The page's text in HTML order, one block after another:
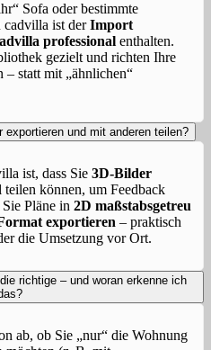
Sofa oder bestimmte
cadvilla ist derImport
professional enthalten.
gezielt und richten Ihre
– statt mit „ähnlichen“
exportieren und mit anderen teilen?
ist, dass Sie 3D‑Bilder
können, um Feedback
Pläne in 2D maßstabsgetreu
exportieren – praktisch
die Umsetzung vor Ort.
richtige – und woran erkenne ich
ab, ob Sie „nur“ die Wohnung